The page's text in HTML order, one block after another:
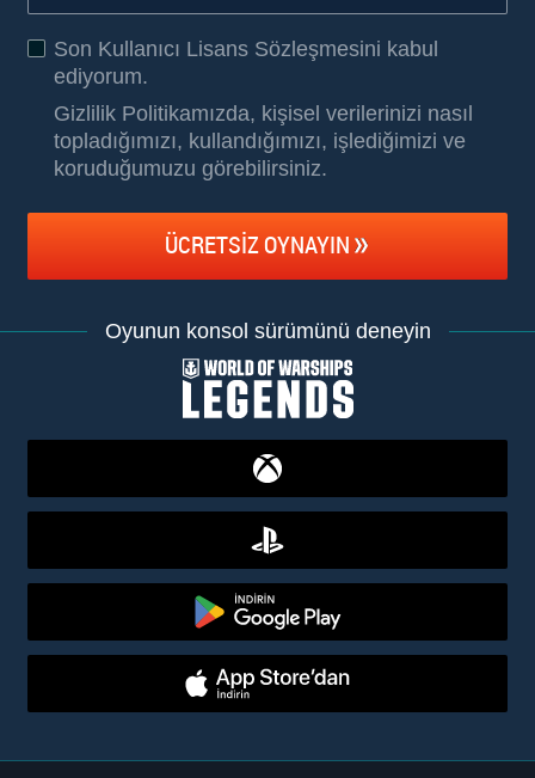
Son Kullanıcı Lisans Sözleşmesini kabul
ediyorum.
Gizlilik Politikamızda, kişisel verilerinizi nasıl
topladığımızı, kullandığımızı, işlediğimizi ve
koruduğumuzu görebilirsiniz.
ÜCRETSIZ OYNAYIN
Oyunun konsol sürümünü deneyin